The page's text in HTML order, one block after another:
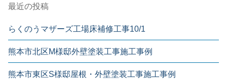
最近の投稿
らくのうマザーズ工場床補修工事10/1
熊本市北区M様邸外壁塗装工事施工事例
熊本市東区S様邸屋根・外壁塗装工事施工事例